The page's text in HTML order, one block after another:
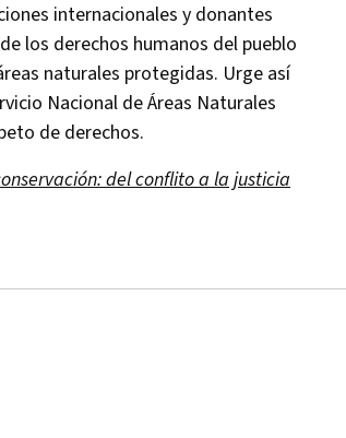
internacionales y donantes
los derechos humanos del pueblo
naturales protegidas. Urge así
Nacional de Áreas Naturales
de derechos.
del conflito a la justicia